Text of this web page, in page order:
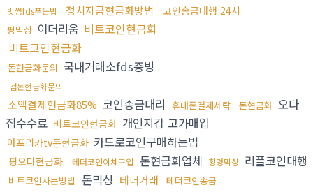
빗썸fds푸는법 정치자금현금화방법 코인송금대행 24시
핑믹싱 이더리움 비트코인현금화
비트코인현금화
돈현금화문의 국내거래소fds증빙
검돈현금화문의
소액결제현금화85% 코인송금대리 휴대폰결제세탁 돈현금화 오다
집수수료 비트코인현금화 개인지갑 고가매입
아프리카tv돈현금화 카드로코인구매하는법
핑오다현금화 테더코인이체구입 돈현금화업체 횡령믹싱 리플코인대행
비트코인사는방법 돈믹싱 테더거래
테더코인송금